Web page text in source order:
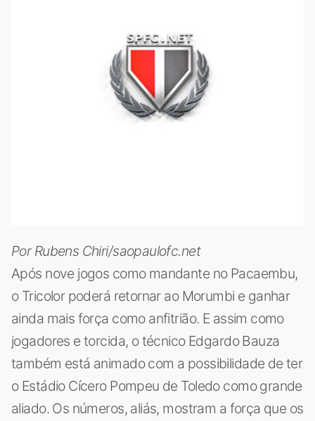
Por Rubens Chiri/saopaulofc.net
Após nove jogos como mandante no Pacaembu,
o Tricolor poderá retornar ao Morumbi e ganhar
ainda mais força como anfitrião. E assim como
jogadores e torcida, o técnico Edgardo Bauza
também está animado com a possibilidade de ter
o Estádio Cícero Pompeu de Toledo como grande
aliado. Os números, aliás, mostram a força que os